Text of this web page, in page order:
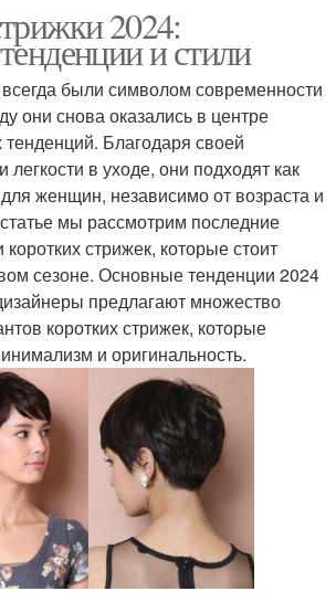
2024:
и стили
были символом современности
они снова оказались в центре
Благодаря своей
легкости в уходе, они подходят как
женщин, независимо от возраста и
мы рассмотрим последние
стрижек, которые стоит
сезоне. Основные тенденции 2024
предлагают множество
коротких стрижек, которые
и оригинальность.